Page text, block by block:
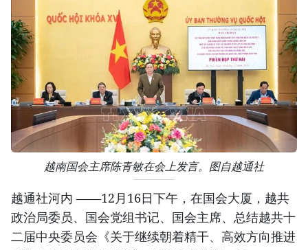
越南国会主席陈青敏在会上发言。图自越通社
越通社河内 ——12月16日下午，在国会大厦，越共
政治局委员、国会党组书记、国会主席、总结越共十
二届中央委员会《关于继续朝着精干、高效方向推进